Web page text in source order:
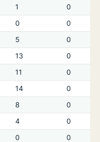
1
0
0
0
5
0
13
0
11
0
14
0
8
0
4
0
0
0